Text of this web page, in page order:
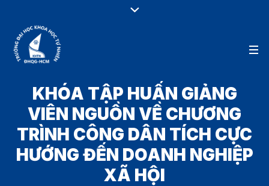
KHÓA TẬP HUẤN GIẢNG
VIÊN NGUỒN VỀ CHƯƠNG
TRÌNH CÔNG DÂN TÍCH CỰC
HƯỚNG ĐẾN DOANH NGHIỆP
XÃ HỘI